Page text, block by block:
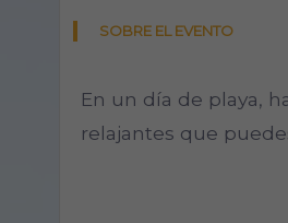
SOBRE EL EVENTO
En un día de playa,
relajantes que